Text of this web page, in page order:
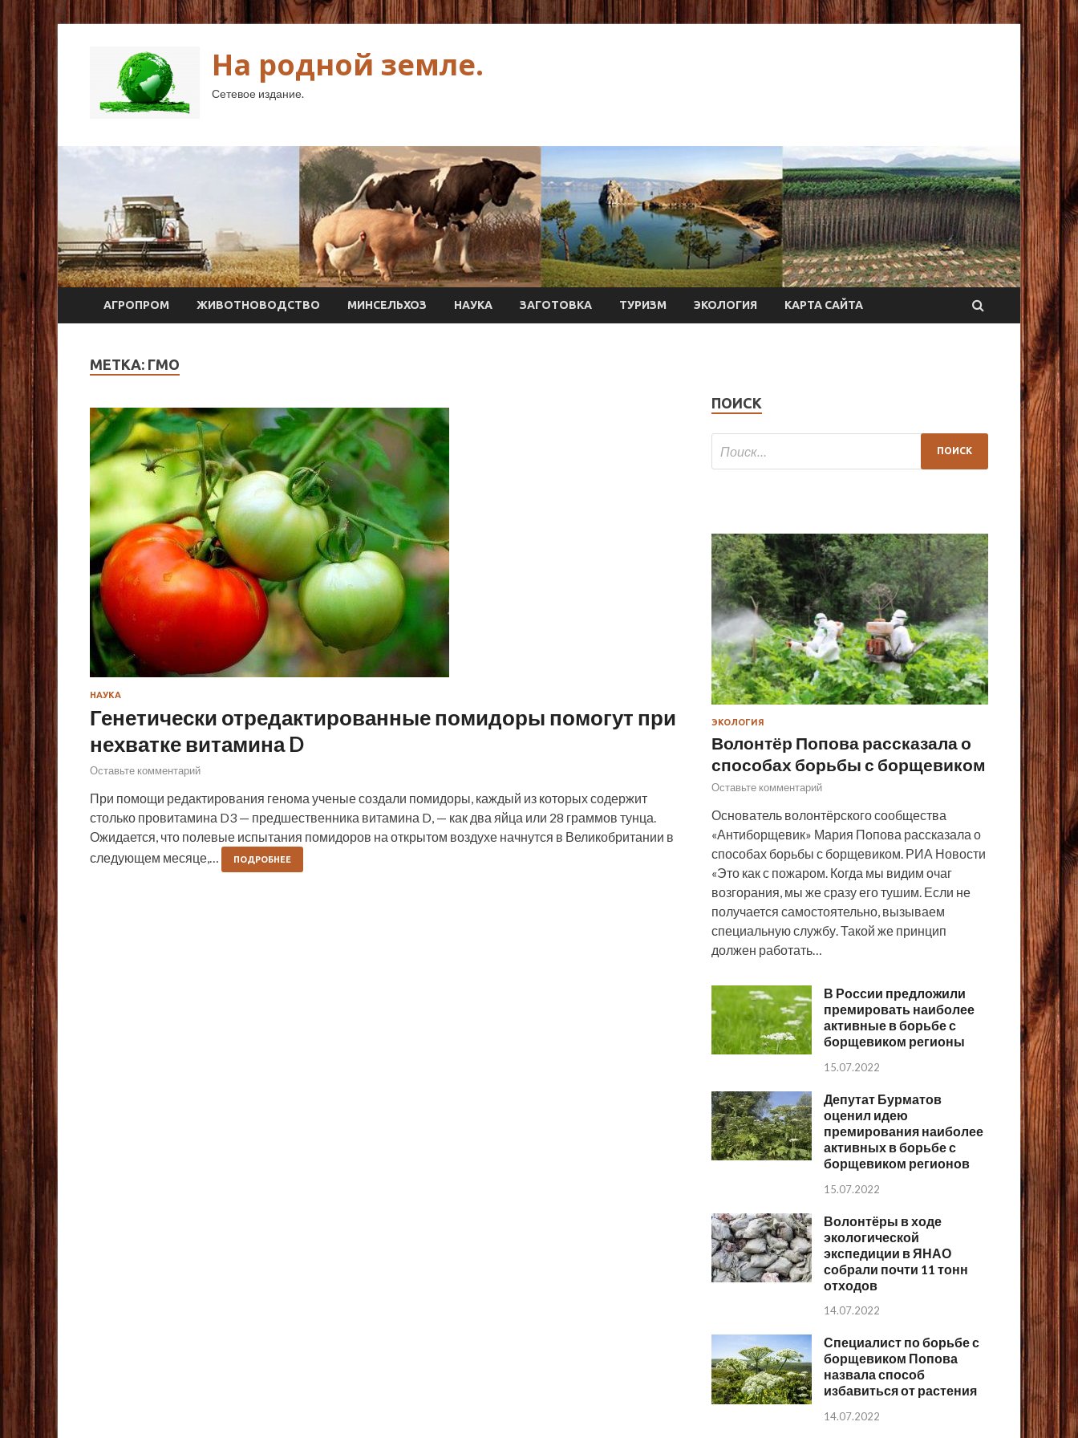
На родной земле.
Сетевое издание.
АГРОПРОМ ЖИВОТНОВОДСТВО МИНСЕЛЬХОЗ НАУКА ЗАГОТОВКА ТУРИЗМ ЭКОЛОГИЯ КАРТА САЙТА
МЕТКА: ГМО
НАУКА
Генетически отредактированные помидоры помогут при
нехватке витамина D
Оставьте комментарий
При помощи редактирования генома ученые создали помидоры, каждый из которых содержит
столько провитамина D3 — предшественника витамина D, — как два яйца или 28 граммов тунца.
Ожидается, что полевые испытания помидоров на открытом воздухе начнутся в Великобритании в
следующем месяце,…
ПОДРОБНЕЕ
ПОИСК
ЭКОЛОГИЯ
Волонтёр Попова рассказала о
способах борьбы с борщевиком
Оставьте комментарий
Основатель волонтёрского сообщества
«Антиборщевик» Мария Попова рассказала о
способах борьбы с борщевиком. РИА Новости
«Это как с пожаром. Когда мы видим очаг
возгорания, мы же сразу его тушим. Если не
получается самостоятельно, вызываем
специальную службу. Такой же принцип
должен работать…
В России предложили
премировать наиболее
активные в борьбе с
борщевиком регионы
15.07.2022
Депутат Бурматов
оценил идею
премирования наиболее
активных в борьбе с
борщевиком регионов
15.07.2022
Волонтёры в ходе
экологической
экспедиции в ЯНАО
собрали почти 11 тонн
отходов
14.07.2022
Специалист по борьбе с
борщевиком Попова
назвала способ
избавиться от растения
14.07.2022